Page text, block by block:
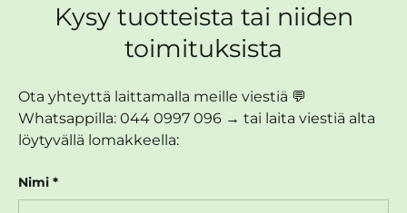
Kysy tuotteista tai niiden
toimituksista
Ota yhteyttä laittamalla meille viestiä 💬
Whatsappilla: 044 0997 096 → tai laita viestiä alta
löytyvällä lomakkeella:
Nimi